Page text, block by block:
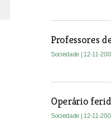
Professores
Sociedade | 12-11-
Operário
Sociedade | 12-11-